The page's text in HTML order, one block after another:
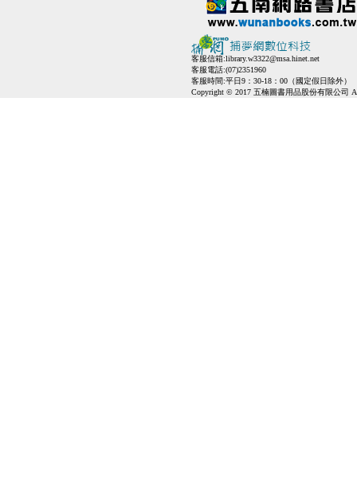
客服信箱:library.w3322@msa.hinet.net
客服電話:(07)2351960
客服時間:平日9：30-18：00（國定假日除外）
Copyright © 2017 五楠圖書用品股份有限公司